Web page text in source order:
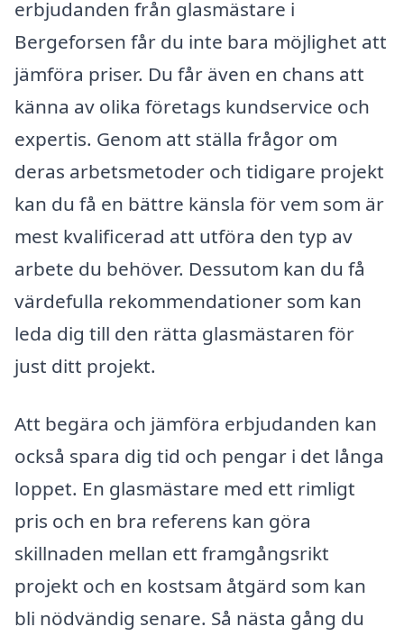
erbjudanden från glasmästare i
Bergeforsen får du inte bara möjlighet att
jämföra priser. Du får även en chans att
känna av olika företags kundservice och
expertis. Genom att ställa frågor om
deras arbetsmetoder och tidigare projekt
kan du få en bättre känsla för vem som är
mest kvalificerad att utföra den typ av
arbete du behöver. Dessutom kan du få
värdefulla rekommendationer som kan
leda dig till den rätta glasmästaren för
just ditt projekt.
Att begära och jämföra erbjudanden kan
också spara dig tid och pengar i det långa
loppet. En glasmästare med ett rimligt
pris och en bra referens kan göra
skillnaden mellan ett framgångsrikt
projekt och en kostsam åtgärd som kan
bli nödvändig senare. Så nästa gång du